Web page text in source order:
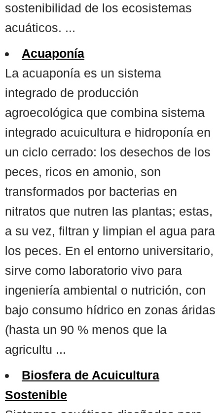
sostenibilidad de los ecosistemas
acuáticos. ...
Acuaponía
La acuaponía es un sistema
integrado de producción
agroecológica que combina sistema
integrado acuicultura e hidroponía en
un ciclo cerrado: los desechos de los
peces, ricos en amonio, son
transformados por bacterias en
nitratos que nutren las plantas; estas,
a su vez, filtran y limpian el agua para
los peces. En el entorno universitario,
sirve como laboratorio vivo para
ingeniería ambiental o nutrición, con
bajo consumo hídrico en zonas áridas
(hasta un 90 % menos que la
agricultu ...
Biosfera de Acuicultura
Sostenible